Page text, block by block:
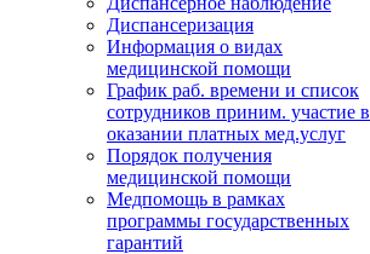
Диспансеризация
Информация о видах
медицинской помощи
График раб. времени и список
сотрудников приним. участие в
оказании платных мед.услуг
Порядок получения
медицинской помощи
Медпомощь в рамках
программы государственных
гарантий